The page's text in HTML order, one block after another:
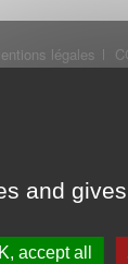
légales
and
accept all